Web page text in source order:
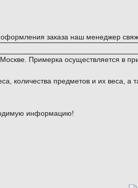
заказа наш менеджер
Примерка осуществляется в
количества предметов и их веса, а
информацию!